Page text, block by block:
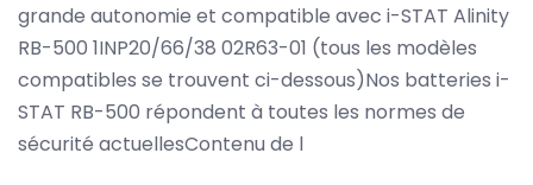
grande autonomie et compatible avec i-STAT Alinity
RB-500 1INP20/66/38 02R63-01 (tous les modèles
compatibles se trouvent ci-dessous)Nos batteries i-
STAT RB-500 répondent à toutes les normes de
sécurité actuellesContenu de l